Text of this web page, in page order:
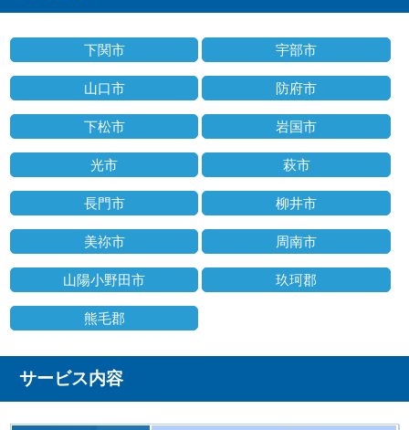
下関市 宇部市
山口市 防府市
下松市 岩国市
光市 萩市
長門市 柳井市
美祢市 周南市
山陽小野田市 玖珂郡
熊毛郡
サービス内容